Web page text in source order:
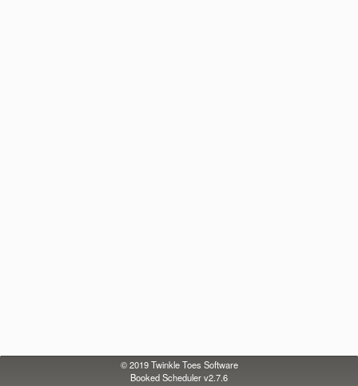
© 2019Twinkle Toes Software
Booked Scheduler v2.7.6